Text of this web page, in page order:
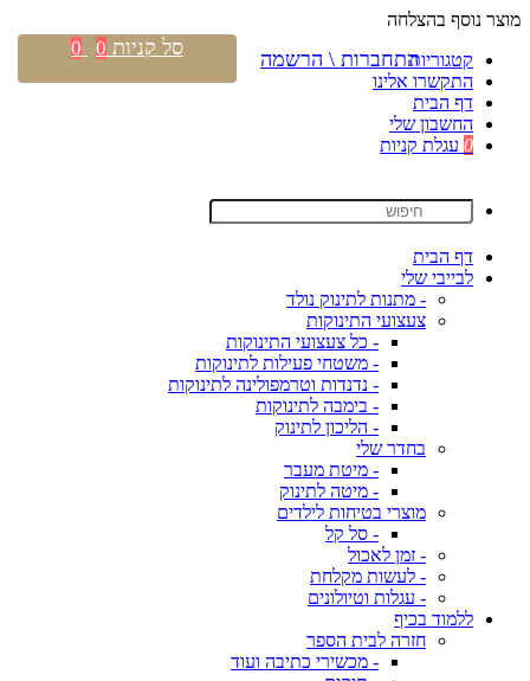
מוצר נוסף בהצלחה
קטגוריות
התקשרו אלינו
דף הבית
החשבון שלי
0 עגלת קניות
דף הבית
לבייבי שלי
- מתנות לתינוק נולד
צעצועי התינוקות
- כל צעצועי התינוקות
- משטחי פעילות לתינוקות
- נדנדות וטרמפולינה לתינוקות
- בימבה לתינוקות
- הליכון לתינוק
בחדר שלי
- מיטת מעבר
- מיטה לתינוק
מוצרי בטיחות לילדים
- סל קל
- זמן לאכול
- לעשות מקלחת
- עגלות וטיולונים
ללמוד בכיף
חזרה לבית הספר
- מכשירי כתיבה ועוד
התחברות \ הרשמה סל קניות 0
0